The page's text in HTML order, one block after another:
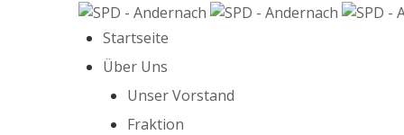
Startseite
Über Uns
Unser Vorstand
Fraktion